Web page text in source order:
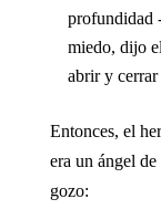
profundidad
miedo, dijo
abrir y
Entonces, el
era un ángel
gozo: